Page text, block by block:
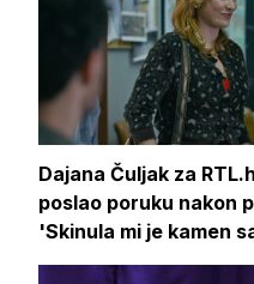
Dajana Čuljak za
poslao poruku nakon
'Skinula mi je kamen